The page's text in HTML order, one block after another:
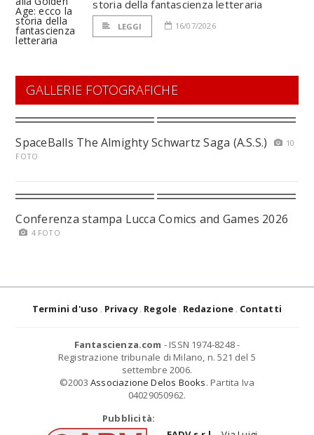
storia della fantascienza letteraria
LEGGI 16/07/2026
GALLERIE FOTOGRAFICHE
SpaceBalls The Almighty Schwartz Saga (A.S.S.)
10
FOTO
Conferenza stampa Lucca Comics and Games 2026
4 FOTO
Termini d'uso Privacy Regole Redazione Contatti
Fantascienza.com - ISSN 1974-8248 -
Registrazione tribunale di Milano, n. 521 del 5
settembre 2006.
©2003 Associazione Delos Books. Partita Iva
04029050962.
Pubblicità: